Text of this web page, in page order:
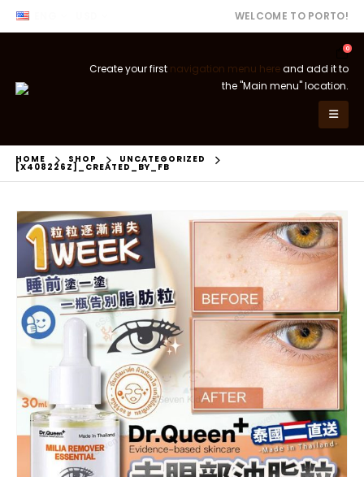
WELCOME TO PORTO!
0
Create your first navigation menu hereand add it to
the "Main menu" location.
HOME SHOP UNCATEGORIZED
[X408226Z]_CREATED_BY_FB